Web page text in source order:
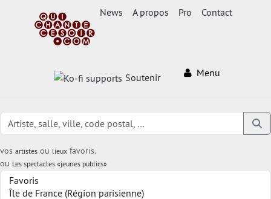
News A propos Pro Contact
Soutenir Menu
vos artistes ou lieux favoris.
ou Les spectacles «jeunes publics»